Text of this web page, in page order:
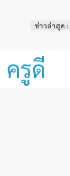
ข่าวล่าสุด :
ครูดี